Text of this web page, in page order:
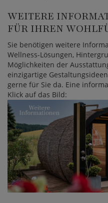
WEITERE
FÜR IHREN
Sie benötigen weitere
Wellness-Lösungen,
Möglichkeiten der
einzigartige
gerne für Sie da. Eine
Klick auf das Bild: